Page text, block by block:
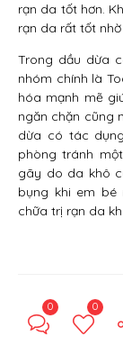
rạn da tốt hơn.
rạn da rất tốt
Trong dầu dừa
nhóm chính là
hóa mạnh mẽ
ngăn chặn cũng
dừa có tác
phòng tránh
gãy do da khô
bụng khi em bé
chữa trị rạn da
0 0